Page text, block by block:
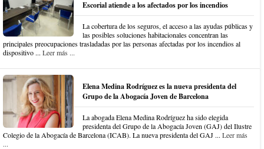
Escorial atiende a los afectados por los incendios
La cobertura de los seguros, el acceso a las ayudas públicas y
las posibles soluciones habitacionales concentran las
principales preocupaciones trasladadas por las personas afectadas por los incendios al
dispositivo ... Leer más ...
Elena Medina Rodríguez es la nueva presidenta del
Grupo de la Abogacía Joven de Barcelona
La abogada Elena Medina Rodríguez ha sido elegida
presidenta del Grupo de la Abogacía Joven (GAJ) del Ilustre
Colegio de la Abogacía de Barcelona (ICAB). La nueva presidenta del GAJ ... Leer más
...